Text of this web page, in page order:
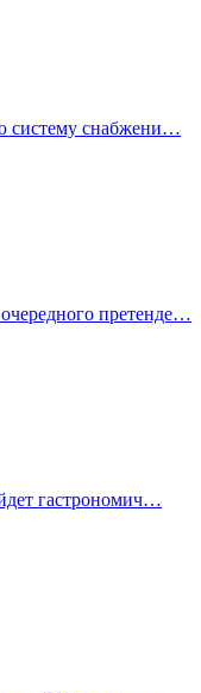
систему снабжени…
претенде…
гастрономич…